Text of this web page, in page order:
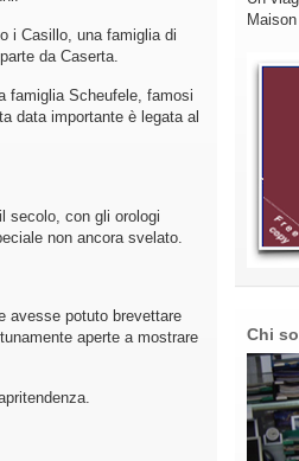
i Casillo, una famiglia di
da Caserta.
famiglia Scheufele, famosi
data importante è legata al
secolo, con gli orologi
non ancora svelato.
avesse potuto brevettare
aperte a mostrare
Chi